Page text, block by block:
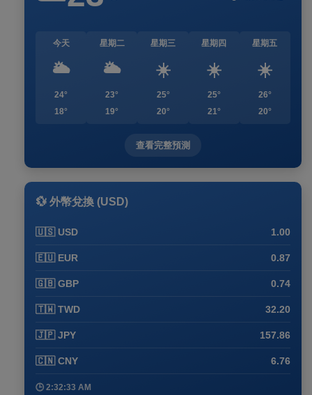
今天
🌥️
24°
18°
星期二
🌥️
23°
19°
星期三
☀️
25°
20°
星期四
☀️
25°
21°
星期五
☀️
26°
20°
查看完整預測
💱 外幣兌換 (USD)
🇺🇸 USD 1.00
🇪🇺 EUR 0.87
🇬🇧 GBP 0.74
🇹🇼 TWD 32.20
🇯🇵 JPY 157.86
🇨🇳 CNY 6.76
🕒 2:32:33 AM